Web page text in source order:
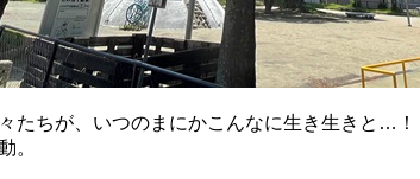
たちが、いつのまにかこんなに生き生きと…！
。